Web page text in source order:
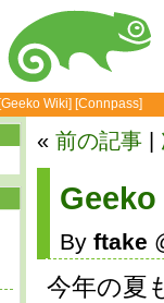
[Geeko Wiki] [Connpass]
« 前の記事
Geeko
By ftake
今年の夏